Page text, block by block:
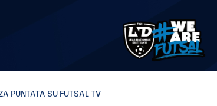
PUNTATA SU FUTSAL TV